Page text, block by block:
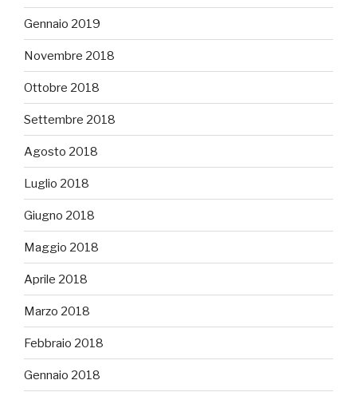
Gennaio 2019
Novembre 2018
Ottobre 2018
Settembre 2018
Agosto 2018
Luglio 2018
Giugno 2018
Maggio 2018
Aprile 2018
Marzo 2018
Febbraio 2018
Gennaio 2018